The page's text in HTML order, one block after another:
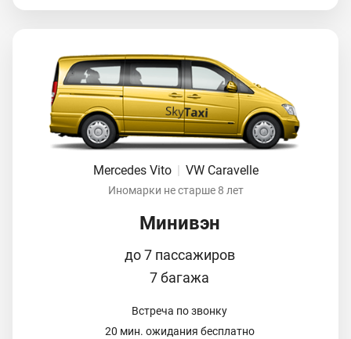
Mercedes Vito VW Caravelle
Иномарки не старше 8 лет
Минивэн
до 7 пассажиров
7 багажа
Встреча по звонку
20 мин. ожидания бесплатно